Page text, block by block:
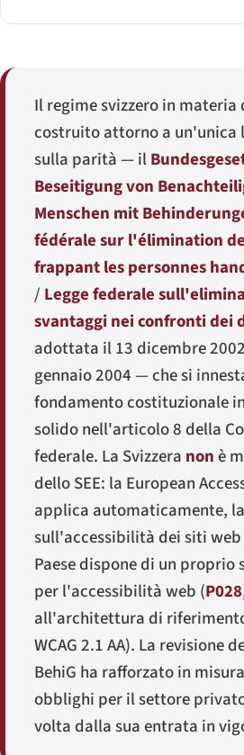
Il regime svizzero in
costruito attorno a un'unica
sulla parità — il
Beseitigung von
Menschen mit
fédérale sur l'élimination
frappant les personnes
/ Legge federale
svantaggi nei confronti dei
adottata il 13 dicembre
gennaio 2004 — che si
fondamento costituzionale
solido nell'articolo 8 della
federale. La Svizzera nonè
dello SEE: la European
applica automaticamente,
sull'accessibilità dei siti
Paese dispone di un
per l'accessibilità web (P028
all'architettura di
WCAG 2.1 AA). La revisione
BehiG ha rafforzato in
obblighi per il settore
volta dalla sua entrata in